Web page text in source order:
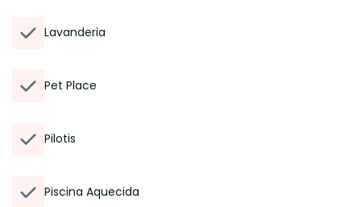
Lavanderia
Pet Place
Pilotis
Piscina Aquecida